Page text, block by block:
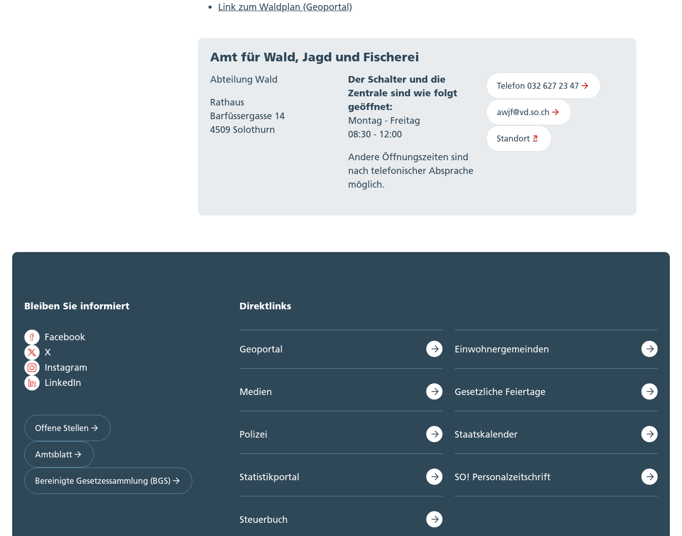
Link zum Waldplan (Geoportal)
Amt für Wald, Jagd und Fischerei
Abteilung Wald
Rathaus
Barfüssergasse 14
4509 Solothurn
Der Schalter und die
Zentrale sind wie folgt
geöffnet:
Montag - Freitag
08:30 - 12:00
Andere Öffnungszeiten sind
nach telefonischer Absprache
möglich.
Telefon 032 627 23 47
awjf@vd.so.ch
Standort
Bleiben Sie informiert
Facebook
X
Instagram
LinkedIn
Offene Stellen
Amtsblatt
Bereinigte Gesetzessammlung (BGS)
Direktlinks
Geoportal
Medien
Polizei
Statistikportal
Steuerbuch
Einwohnergemeinden
Gesetzliche Feiertage
Staatskalender
SO! Personalzeitschrift